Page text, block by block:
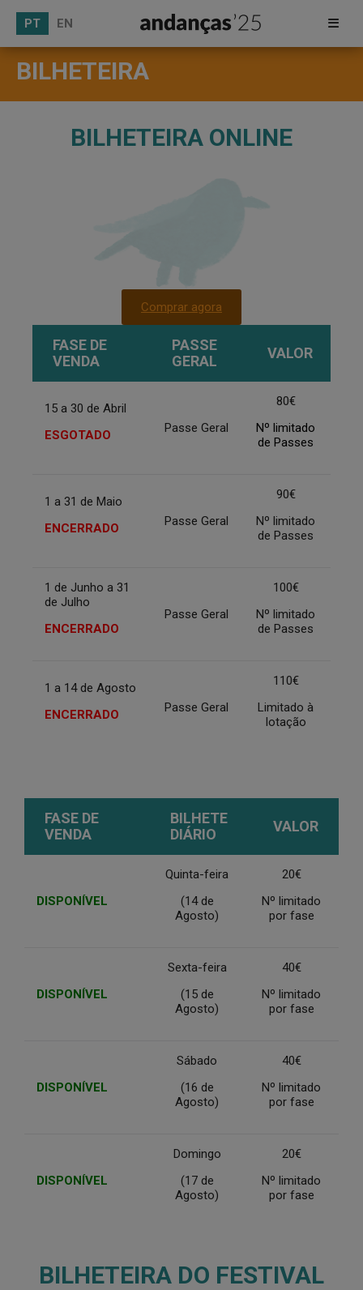
PT EN
BILHETEIRA
BILHETEIRA ONLINE
Comprar agora
FASE DE
VENDA
PASSE
GERAL
VALOR
15 a 30 de Abril
ESGOTADO
Passe Geral
80€
Nº limitado
de Passes
1 a 31 de Maio
ENCERRADO
Passe Geral
90€
Nº limitado
de Passes
1 de Junho a 31
de Julho
ENCERRADO
Passe Geral
100€
Nº limitado
de Passes
1 a 14 de Agosto
ENCERRADO
Passe Geral
110€
Limitado à
lotação
FASE DE
VENDA
BILHETE
DIÁRIO
VALOR
DISPONÍVEL
Quinta-feira
(14 de
Agosto)
20€
Nº limitado
por fase
DISPONÍVEL
Sexta-feira
(15 de
Agosto)
40€
Nº limitado
por fase
DISPONÍVEL
Sábado
(16 de
Agosto)
40€
Nº limitado
por fase
DISPONÍVEL
Domingo
(17 de
Agosto)
20€
Nº limitado
por fase
BILHETEIRA DO FESTIVAL